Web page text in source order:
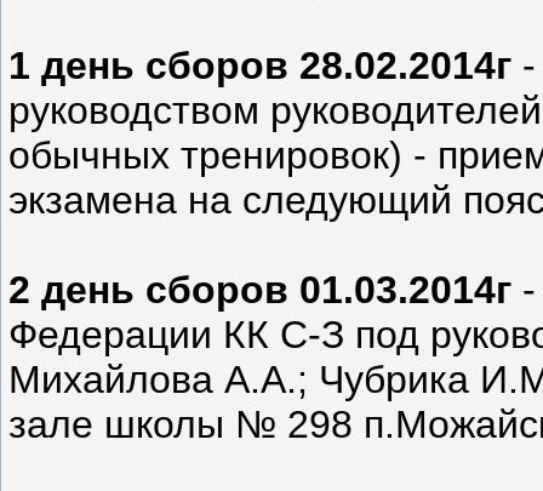
1 день сборов 28.02.2014г
руководством
обычных тренировок) -
экзамена на следующий
2 день сборов 01.03.2014г
Федерации КК С-З под
Михайлова А.А.; Чубрика
зале школы № 298